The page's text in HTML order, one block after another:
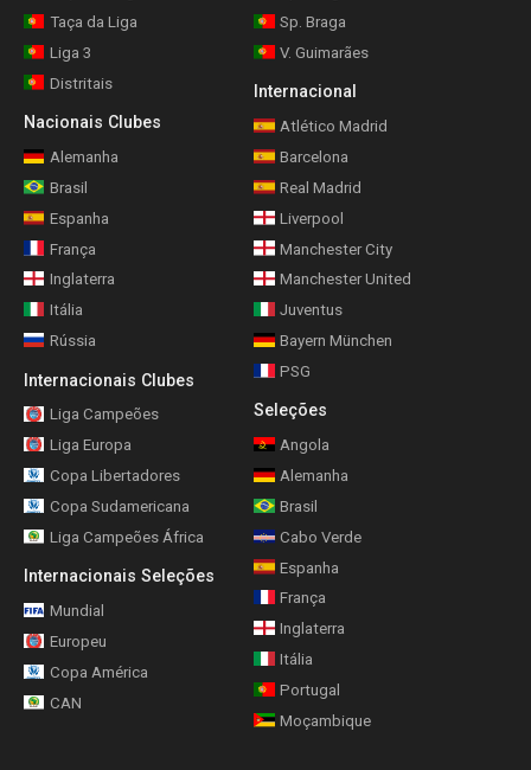
Taça da Liga
Liga 3
Distritais
Nacionais Clubes
Alemanha
Brasil
Espanha
França
Inglaterra
Itália
Rússia
Internacionais Clubes
Liga Campeões
Liga Europa
Copa Libertadores
Copa Sudamericana
Liga Campeões África
Internacionais Seleções
Mundial
Europeu
Copa América
CAN
Sp. Braga
V. Guimarães
Internacional
Atlético Madrid
Barcelona
Real Madrid
Liverpool
Manchester City
Manchester United
Juventus
Bayern München
PSG
Seleções
Angola
Alemanha
Brasil
Cabo Verde
Espanha
França
Inglaterra
Itália
Portugal
Moçambique